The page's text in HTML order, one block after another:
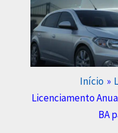
Início
Licenciamento
BA